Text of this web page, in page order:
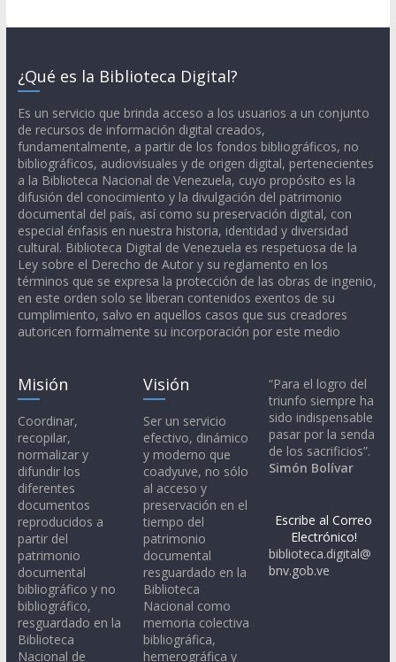
¿Qué es la Biblioteca Digital?
Es un servicio que brinda acceso a los usuarios a un conjunto
de recursos de información digital creados,
fundamentalmente, a partir de los fondos bibliográficos, no
bibliográficos, audiovisuales y de origen digital, pertenecientes
a la Biblioteca Nacional de Venezuela, cuyo propósito es la
difusión del conocimiento y la divulgación del patrimonio
documental del país, así como su preservación digital, con
especial énfasis en nuestra historia, identidad y diversidad
cultural. Biblioteca Digital de Venezuela es respetuosa de la
Ley sobre el Derecho de Autor y su reglamento en los
términos que se expresa la protección de las obras de ingenio,
en este orden solo se liberan contenidos exentos de su
cumplimiento, salvo en aquellos casos que sus creadores
autoricen formalmente su incorporación por este medio
Misión
Coordinar,
recopilar,
normalizar y
difundir los
diferentes
documentos
reproducidos a
partir del
patrimonio
documental
bibliográfico y no
bibliográfico,
resguardado en la
Biblioteca
Nacional de
Visión
Ser un servicio
efectivo, dinámico
y moderno que
coadyuve, no sólo
al acceso y
preservación en el
tiempo del
patrimonio
documental
resguardado en la
Biblioteca
Nacional como
memoria colectiva
bibliográfica,
hemerográfica y
“Para el logro del
triunfo siempre ha
sido indispensable
pasar por la senda
de los sacrificios”.
Simón Bolívar
Escribe al Correo
Electrónico!
biblioteca.digital@
bnv.gob.ve